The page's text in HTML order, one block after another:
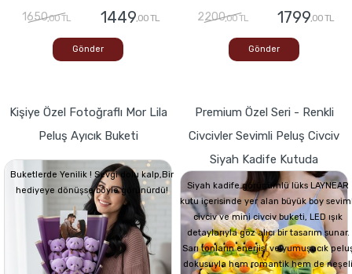
1650,00 TL 1449,00 TL
Gönder
2200,00 TL 1799,00 TL
Gönder
Kişiye Özel Fotoğraflı Mor Lila
Peluş Ayıcık Buketi
Buketlerde Yenilik ! Sevgi dolu kalp,Bir
hediyeye dönüşse böyle görünürdü!
Premium Özel Seri - Renkli
Civcivler Sevimli Peluş Civciv
Siyah Kadife Kutuda
Siyah kadife görünümlü lüks LAYNEAR
kutu içerisinde yer alan büyük boy
civciv ve mini civciv buketi, LED ışık
detaylarıyla göz alıcı bir tasarım sunar.
Sarı tonların enerjisi ve yumuşacık
dokusuyla hem romantik hem de neşeli